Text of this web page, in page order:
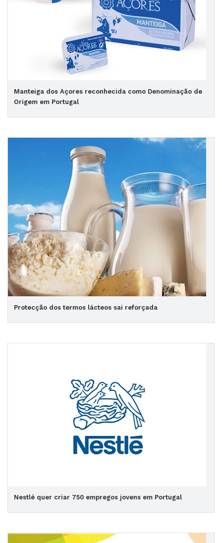
Manteiga dos Açores reconhecida como Denominação de
Origem em Portugal
Protecção dos termos lácteos sai reforçada
Nestlé quer criar 750 empregos jovens em Portugal